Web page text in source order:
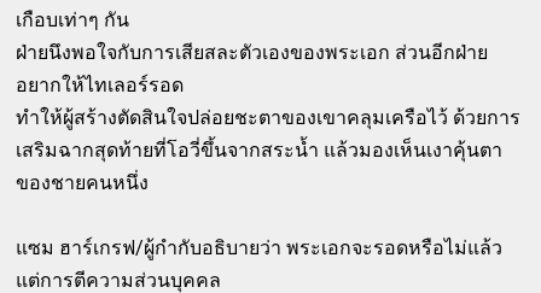
เกือบเท่าๆ กัน
ฝ่ายนึงพอใจกับการเสียสละตัวเองของพระเอก ส่วนอีกฝ่าย
อยากให้ไทเลอร์รอด
ทำให้ผู้สร้างตัดสินใจปล่อยชะตาของเขาคลุมเครือไว้ ด้วยการ
เสริมฉากสุดท้ายที่โอวี่ขึ้นจากสระน้ำ แล้วมองเห็นเงาคุ้นตา
ของชายคนหนึ่ง
แซม ฮาร์เกรฟ/ผู้กำกับอธิบายว่า พระเอกจะรอดหรือไม่แล้ว
แต่การตีความส่วนบุคคล